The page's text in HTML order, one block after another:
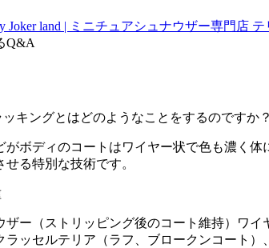
Joker land | ミニチュアシュナウザー専門店
Q&A
キングとはどのようなことをするのですか？
がボディのコートはワイヤー状で色も濃く
る特別な技術です。
ザー（ストリッピング後のコート維持）ワ
ラッセルテリア（ラフ、ブロークンコート